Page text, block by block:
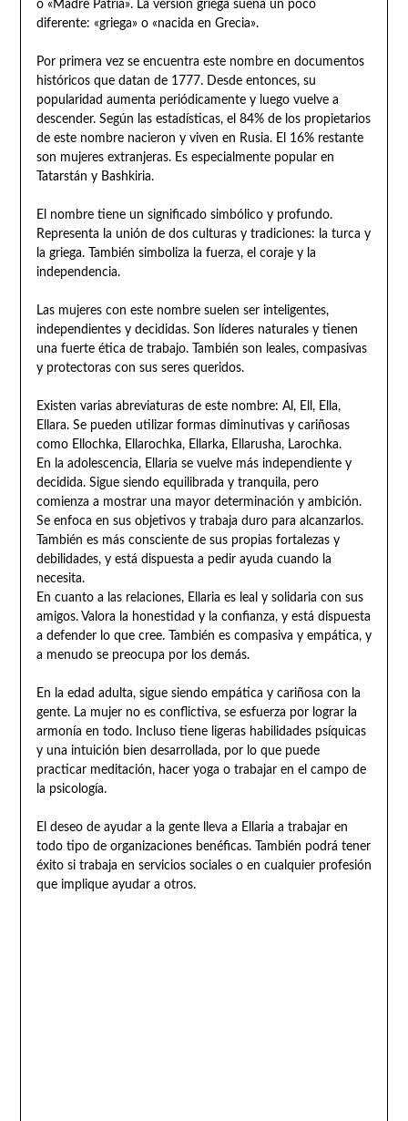
o «Madre Patria». La versión griega suena un poco
diferente: «griega» o «nacida en Grecia».
Por primera vez se encuentra este nombre en documentos
históricos que datan de 1777. Desde entonces, su
popularidad aumenta periódicamente y luego vuelve a
descender. Según las estadísticas, el 84% de los propietarios
de este nombre nacieron y viven en Rusia. El 16% restante
son mujeres extranjeras. Es especialmente popular en
Tatarstán y Bashkiria.
El nombre tiene un significado simbólico y profundo.
Representa la unión de dos culturas y tradiciones: la turca y
la griega. También simboliza la fuerza, el coraje y la
independencia.
Las mujeres con este nombre suelen ser inteligentes,
independientes y decididas. Son líderes naturales y tienen
una fuerte ética de trabajo. También son leales, compasivas
y protectoras con sus seres queridos.
Existen varias abreviaturas de este nombre: Al, Ell, Ella,
Ellara. Se pueden utilizar formas diminutivas y cariñosas
como Ellochka, Ellarochka, Ellarka, Ellarusha, Larochka.
En la adolescencia, Ellaria se vuelve más independiente y
decidida. Sigue siendo equilibrada y tranquila, pero
comienza a mostrar una mayor determinación y ambición.
Se enfoca en sus objetivos y trabaja duro para alcanzarlos.
También es más consciente de sus propias fortalezas y
debilidades, y está dispuesta a pedir ayuda cuando la
necesita.
En cuanto a las relaciones, Ellaria es leal y solidaria con sus
amigos. Valora la honestidad y la confianza, y está dispuesta
a defender lo que cree. También es compasiva y empática, y
a menudo se preocupa por los demás.
En la edad adulta, sigue siendo empática y cariñosa con la
gente. La mujer no es conflictiva, se esfuerza por lograr la
armonía en todo. Incluso tiene ligeras habilidades psíquicas
y una intuición bien desarrollada, por lo que puede
practicar meditación, hacer yoga o trabajar en el campo de
la psicología.
El deseo de ayudar a la gente lleva a Ellaria a trabajar en
todo tipo de organizaciones benéficas. También podrá tener
éxito si trabaja en servicios sociales o en cualquier profesión
que implique ayudar a otros.